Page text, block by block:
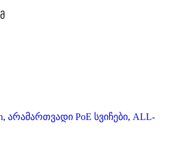
, არამართვადი PoE სვიჩები, ALL-